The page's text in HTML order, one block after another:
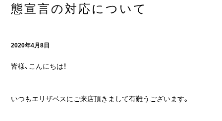
態宣言の対応について
2020年4月8日
皆様、こんにちは！
いつもエリザベスにご来店頂きまして有難うございます。